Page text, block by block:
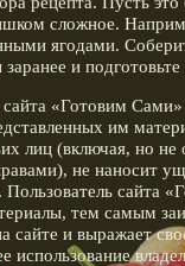
сложное.
ягодами.
и
сайта «Готовим Сами»
им
лиц (включая, но не
не наносит
Пользователь сайта
тем самым
сайте и выражает
использование